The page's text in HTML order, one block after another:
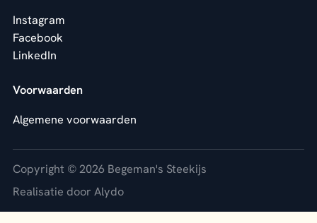
Instagram
Facebook
LinkedIn
Voorwaarden
Algemene voorwaarden
Copyright © 2026 Begeman's Steekijs
Realisatie door Alydo